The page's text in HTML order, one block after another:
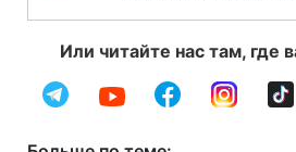
Или читайте нас там, где